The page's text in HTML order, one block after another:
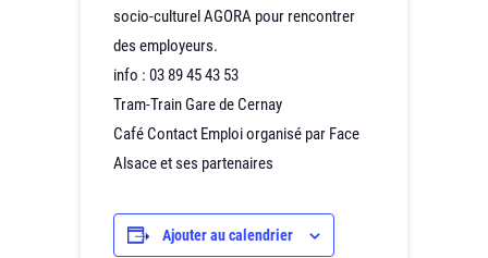
socio-culturel AGORA pour rencontrer
des employeurs.
info : 03 89 45 43 53
Tram-Train Gare de Cernay
Café Contact Emploi organisé par Face
Alsace et ses partenaires
Ajouter au calendrier